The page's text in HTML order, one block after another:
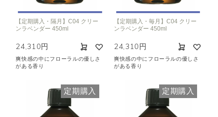
【定期購入・隔月】C04 クリー
ンラベンダー 450ml
24,310円
爽快感の中にフローラルの優しさ
がある香り
【定期購入・毎月】C04 クリー
ンラベンダー 450ml
24,310円
爽快感の中にフローラルの優しさ
がある香り
定期購入 定期購入